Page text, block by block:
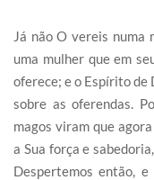
Já não O vereis numa
uma mulher que em
oferece; e o Espírito de
sobre as oferendas.
magos viram que
a Sua força e
Despertemos então,